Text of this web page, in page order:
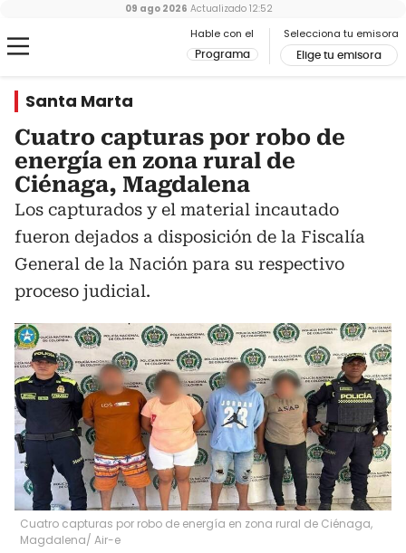
Hable con el
Programa
Selecciona tu emisora
Elige tu emisora
09 ago 2026 Actualizado 12:52
Santa Marta
Cuatro capturas por robo de
energía en zona rural de
Ciénaga, Magdalena
Los capturados y el material incautado
fueron dejados a disposición de la Fiscalía
General de la Nación para su respectivo
proceso judicial.
Cuatro capturas por robo de energía en zona rural de Ciénaga,
Magdalena/ Air-e